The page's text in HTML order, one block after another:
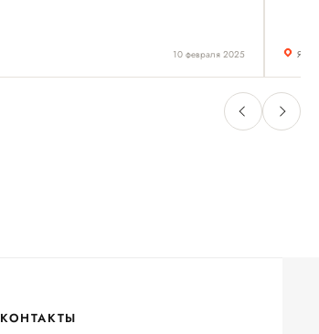
10 февраля 2025
КОНТАКТЫ